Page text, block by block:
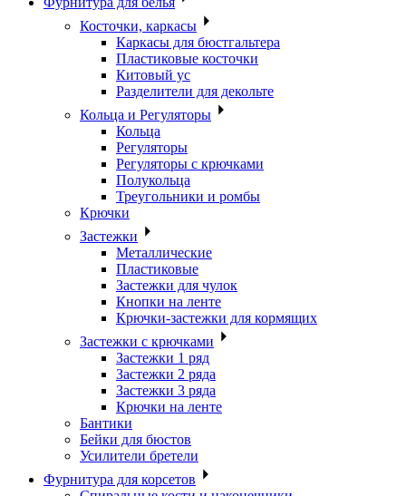
Косточки, каркасы
Каркасы для бюстгальтера
Пластиковые косточки
Китовый ус
Разделители для декольте
Кольца и Регуляторы
Кольца
Регуляторы
Регуляторы с крючками
Полукольца
Треугольники и ромбы
Крючки
Застежки
Металлические
Пластиковые
Застежки для чулок
Кнопки на ленте
Крючки-застежки для кормящих
Застежки с крючками
Застежки 1 ряд
Застежки 2 ряда
Застежки 3 ряда
Крючки на ленте
Бантики
Бейки для бюстов
Усилители бретели
Фурнитура для корсетов